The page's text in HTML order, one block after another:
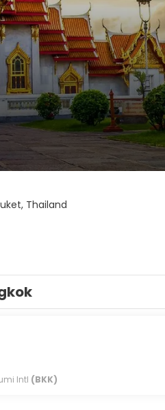
Thailand
Intl (BKK)